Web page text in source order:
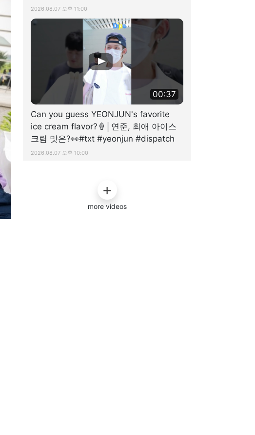
치 #dispatch
2026.08.07 오후 11:00
00:37
Can you guess YEONJUN's favorite
ice cream flavor?🍦│연준, 최애 아이스
크림 맛은?👀#txt #yeonjun #dispatch
2026.08.07 오후 10:00
more videos